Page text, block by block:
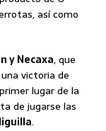
así como
y Necaxa, que
victoria de
lugar de la
de jugarse las
liguilla.